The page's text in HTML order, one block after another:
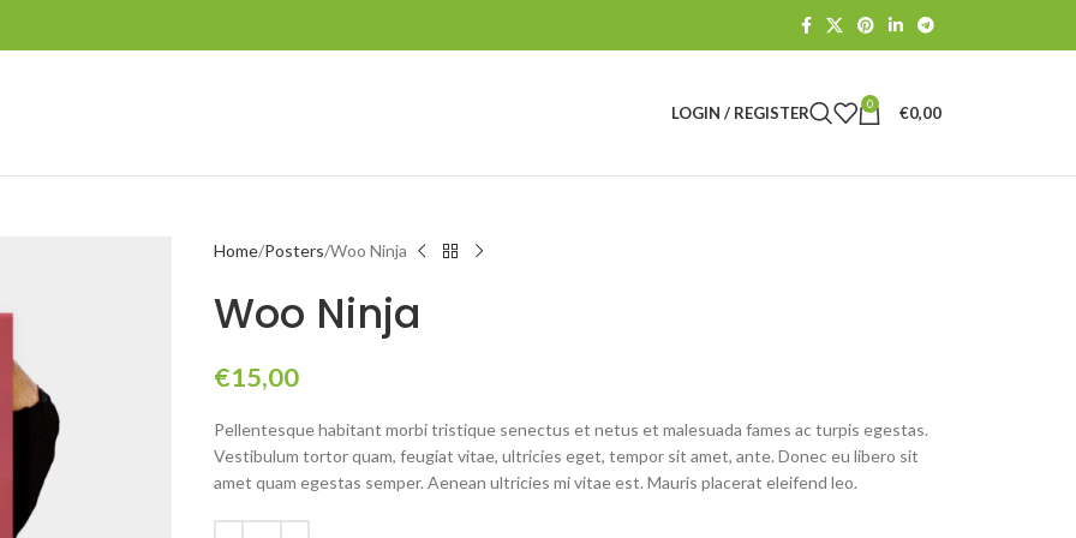
LOGIN / REGISTER 0 €0,00
Home Posters Woo Ninja
Woo Ninja
€15,00
Pellentesque habitant morbi tristique senectus et netus et malesuada fames ac turpis egestas.
Vestibulum tortor quam, feugiat vitae, ultricies eget, tempor sit amet, ante. Donec eu libero sit
amet quam egestas semper. Aenean ultricies mi vitae est. Mauris placerat eleifend leo.